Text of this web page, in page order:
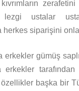
ustalar
herkes siparişini
erkekler gümüş
erkekler
özellikler başka bir